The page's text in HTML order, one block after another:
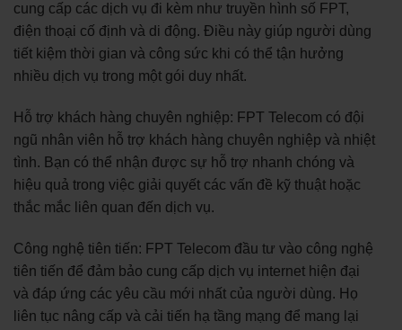
cung cấp các dịch vụ đi kèm như truyền hình số FPT,
điện thoại cố định và di động. Điều này giúp người dùng
tiết kiệm thời gian và công sức khi có thể tận hưởng
nhiều dịch vụ trong một gói duy nhất.
Hỗ trợ khách hàng chuyên nghiệp: FPT Telecom có đội
ngũ nhân viên hỗ trợ khách hàng chuyên nghiệp và nhiệt
tình. Bạn có thể nhận được sự hỗ trợ nhanh chóng và
hiệu quả trong việc giải quyết các vấn đề kỹ thuật hoặc
thắc mắc liên quan đến dịch vụ.
Công nghệ tiên tiến: FPT Telecom đầu tư vào công nghệ
tiên tiến để đảm bảo cung cấp dịch vụ internet hiện đại
và đáp ứng các yêu cầu mới nhất của người dùng. Họ
liên tục nâng cấp và cải tiến hạ tầng mạng để mang lại